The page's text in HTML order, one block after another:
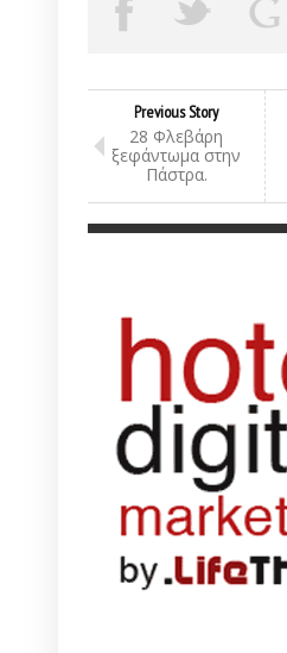
Previous Story
28 Φλεβάρη
ξεφάντωμα στην
Πάστρα.